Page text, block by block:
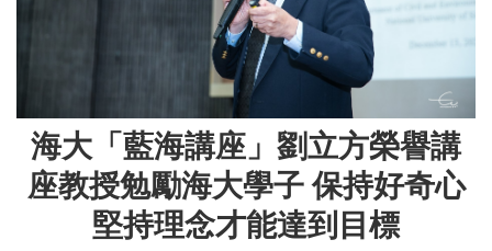
海大「藍海講座」 劉立方榮譽講
座教授勉勵海大學子 保持好奇心
堅持理念才能達到目標